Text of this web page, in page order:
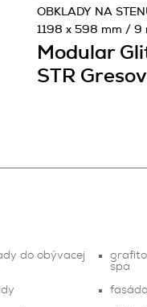
Modular
STR
OBKLADY NA
1198 x 598 mm / 9
do obývacej
spa
fasáda